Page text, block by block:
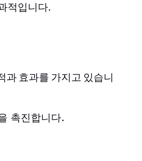
적입니다.
과 효과를 가지고 있습니
촉진합니다.